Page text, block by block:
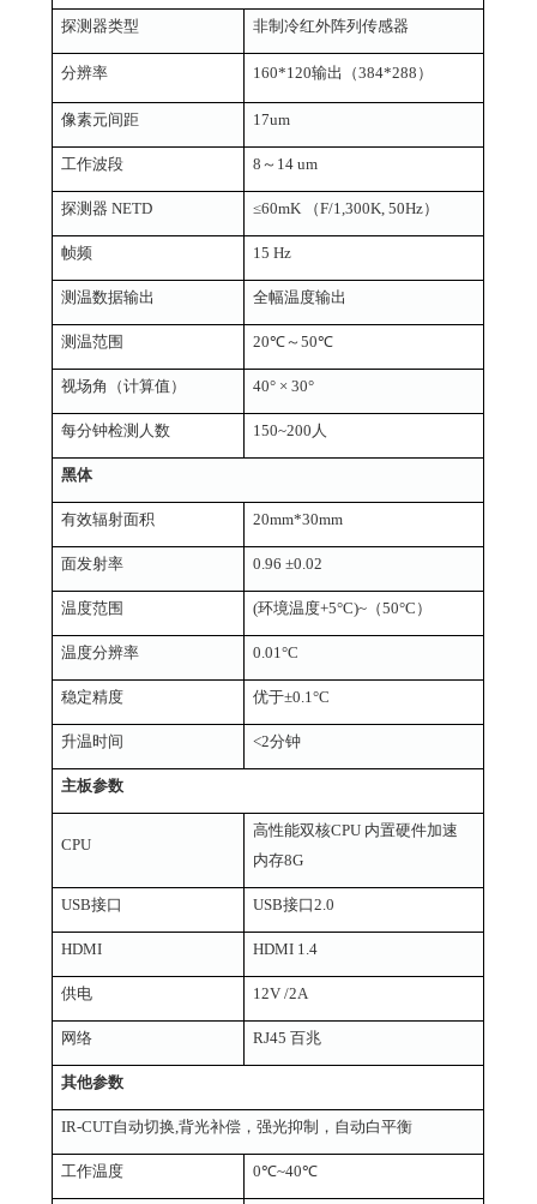
探测器类型 非制冷红外阵列传感器
分辨率 160*120输出（384*288）
像素元间距 17um
工作波段 8～14 um
探测器 NETD ≤60mK （F/1,300K, 50Hz）
帧频 15 Hz
测温数据输出 全幅温度输出
测温范围 20℃～50℃
视场角（计算值） 40° × 30°
每分钟检测人数 150~200人
黑体
有效辐射面积 20mm*30mm
面发射率 0.96 ±0.02
温度范围 (环境温度+5°C)~（50°C）
温度分辨率 0.01°C
稳定精度 优于±0.1°C
升温时间 <2分钟
主板参数
CPU
高性能双核CPU 内置硬件加速
内存8G
USB接口 USB接口2.0
HDMI HDMI 1.4
供电 12V /2A
网络 RJ45 百兆
其他参数
IR-CUT自动切换,背光补偿，强光抑制，自动白平衡
工作温度 0℃~40℃